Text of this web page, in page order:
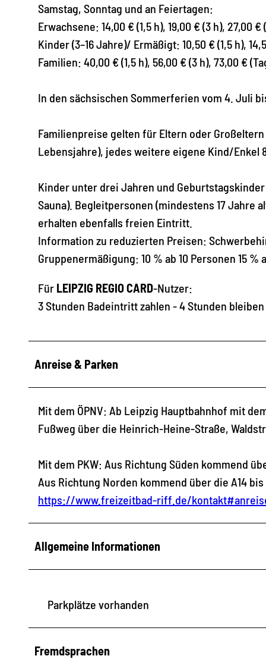
Samstag, Sonntag und an Feiertagen:
Erwachsene: 14,00 € (1,5 h), 19,00 € (3 h), 27,00
Kinder (3–16 Jahre)/ Ermäßigt: 10,50 € (1,5 h),
Familien: 40,00 € (1,5 h), 56,00 € (3 h), 73,00 €
In den sächsischen Sommerferien vom 4. Juli
Familienpreise gelten für Eltern oder
Lebensjahre), jedes weitere eigene Kind/Enkel
Kinder unter drei Jahren und
Sauna). Begleitpersonen (mindestens 17 Jahre
erhalten ebenfalls freien Eintritt.
Information zu reduzierten Preisen:
Gruppenermäßigung: 10 % ab 10 Personen 15 %
Für LEIPZIG REGIO CARD-Nutzer:
3 Stunden Badeintritt zahlen - 4 Stunden
Anreise & Parken
Mit dem ÖPNV: Ab Leipzig Hauptbahnhof mit
Fußweg über die Heinrich-Heine-Straße,
Mit dem PKW: Aus Richtung Süden kommend
Aus Richtung Norden kommend über die A14
https://www.freizeitbad-riff.de/
Allgemeine Informationen
Parkplätze vorhanden
Fremdsprachen